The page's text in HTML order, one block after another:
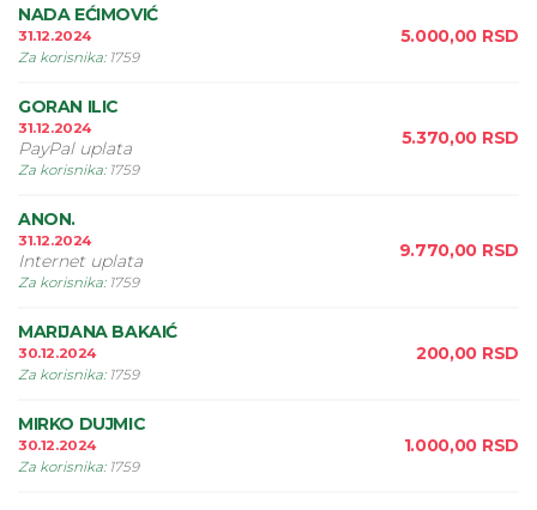
NADA EĆIMOVIĆ
31.12.2024
Za korisnika: 1759
5.000,00 RSD
GORAN ILIC
31.12.2024
PayPal uplata
Za korisnika: 1759
5.370,00 RSD
ANON.
31.12.2024
Internet uplata
Za korisnika: 1759
9.770,00 RSD
MARIJANA BAKAIĆ
30.12.2024
Za korisnika: 1759
200,00 RSD
MIRKO DUJMIC
30.12.2024
Za korisnika: 1759
1.000,00 RSD